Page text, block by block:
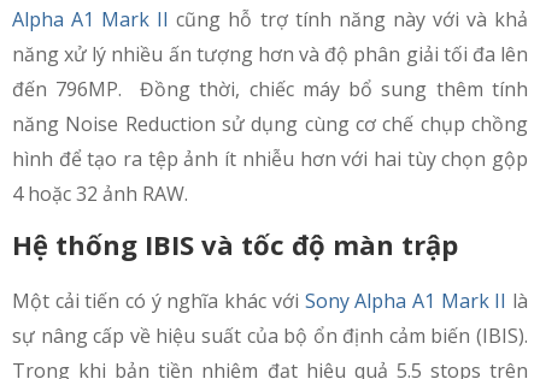
Alpha A1 Mark II cũng hỗ trợ tính năng này với và khả
năng xử lý nhiều ấn tượng hơn và độ phân giải tối đa lên
đến 796MP. Đồng thời, chiếc máy bổ sung thêm tính
năng Noise Reduction sử dụng cùng cơ chế chụp chồng
hình để tạo ra tệp ảnh ít nhiễu hơn với hai tùy chọn gộp
4 hoặc 32 ảnh RAW.
Hệ thống IBIS và tốc độ màn trập
Một cải tiến có ý nghĩa khác với Sony Alpha A1 Mark II là
sự nâng cấp về hiệu suất của bộ ổn định cảm biến (IBIS).
Trong khi bản tiền nhiệm đạt hiệu quả 5.5 stops trên